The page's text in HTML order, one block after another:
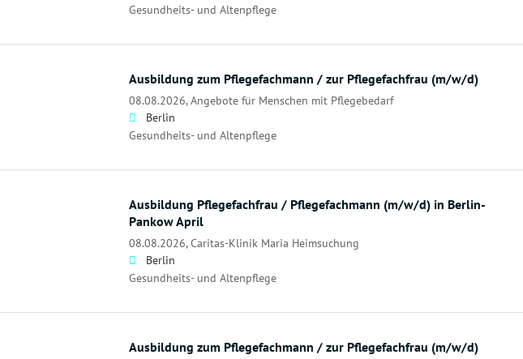
Gesundheits- und Altenpflege
Ausbildung zum Pflegefachmann / zur Pflegefachfrau (m/w/d)
08.08.2026,Angebote für Menschen mit Pflegebedarf
Berlin
Gesundheits- und Altenpflege
Ausbildung Pflegefachfrau / Pflegefachmann (m/w/d) in Berlin-
Pankow April
08.08.2026,Caritas-Klinik Maria Heimsuchung
Berlin
Gesundheits- und Altenpflege
Ausbildung zum Pflegefachmann / zur Pflegefachfrau (m/w/d)